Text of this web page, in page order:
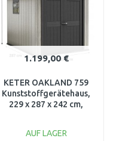
1.199,00 €
KETER OAKLAND 759
Kunststoffgerätehaus,
229 x 287 x 242 cm,
AUF LAGER